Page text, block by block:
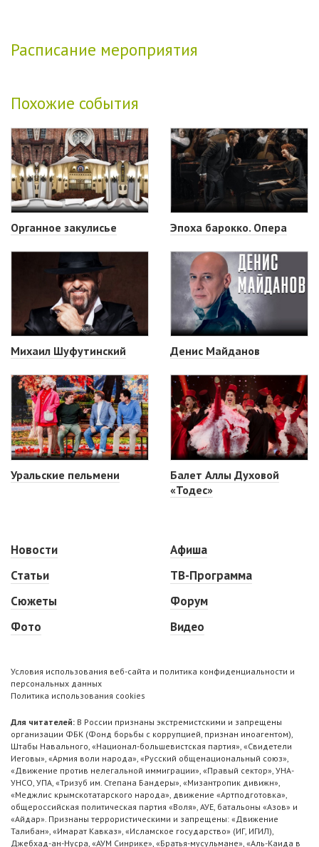
Расписание мероприятия
Похожие события
Органное закулисье Эпоха барокко. Опера
Михаил Шуфутинский Денис Майданов
Уральские пельмени
Балет Аллы Духовой
«Тодес»
Новости
Статьи
Сюжеты
Фото
Афиша
ТВ-Программа
Форум
Видео
Условия использования веб-сайта и политика конфиденциальности и
персональных данных
Политика использования cookies
Для читателей: В России признаны экстремистскими и запрещены
организации ФБК (Фонд борьбы с коррупцией, признан иноагентом),
Штабы Навального, «Национал-большевистская партия», «Свидетели
Иеговы», «Армия воли народа», «Русский общенациональный союз»,
«Движение против нелегальной иммиграции», «Правый сектор», УНА-
УНСО, УПА, «Тризуб им. Степана Бандеры», «Мизантропик дивижн»,
«Меджлис крымскотатарского народа», движение «Артподготовка»,
общероссийская политическая партия «Воля», АУЕ, батальоны «Азов» и
«Айдар». Признаны террористическими и запрещены: «Движение
Талибан», «Имарат Кавказ», «Исламское государство» (ИГ, ИГИЛ),
Джебхад-ан-Нусра, «АУМ Синрике», «Братья-мусульмане», «Аль-Каида в